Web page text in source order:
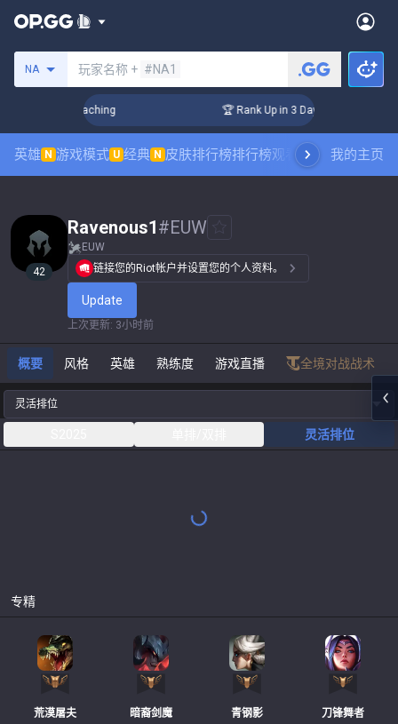
NA 玩家名称 + #NA1
Challenger Coaching 🏆 Rank Up in 3 Days! Challenger
英雄 N 游戏模式 U 经典 N 皮肤排行榜排行榜观看职业比赛数据统
我的主页
42
Ravenous1#EUW
EUW
链接您的Riot帐户并设置您的个人资料。
Update
上次更新: 3小时前
概要 风格 英雄 熟练度 游戏直播 全境对战战术
灵活排位
灵活排位
专精
荒漠屠夫 暗裔剑魔 青钢影 刀锋舞者